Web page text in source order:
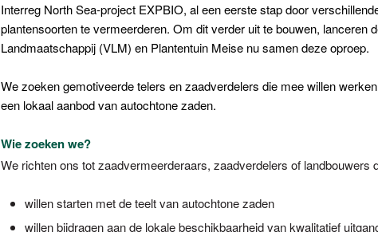
Interreg North Sea-project EXPBIO, al een eerste stap door
plantensoorten te vermeerderen. Om dit verder uit te bouwen, lanceren
Landmaatschappij (VLM) en Plantentuin Meise nu samen deze oproep.
We zoeken gemotiveerde telers en zaadverdelers die mee willen
een lokaal aanbod van autochtone zaden.
Wie zoeken we?
We richten ons tot zaadvermeerderaars, zaadverdelers of landbouwers
willen starten met de teelt van autochtone zaden
willen bijdragen aan de lokale beschikbaarheid van kwalitatief